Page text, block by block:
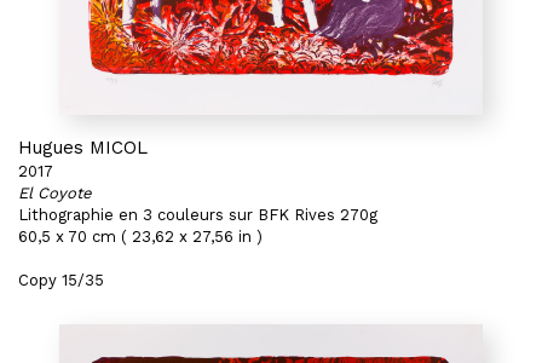
Hugues MICOL
2017
El Coyote
Lithographie en 3 couleurs sur BFK Rives 270g
60,5 x 70 cm ( 23,62 x 27,56 in )
Copy 15/35